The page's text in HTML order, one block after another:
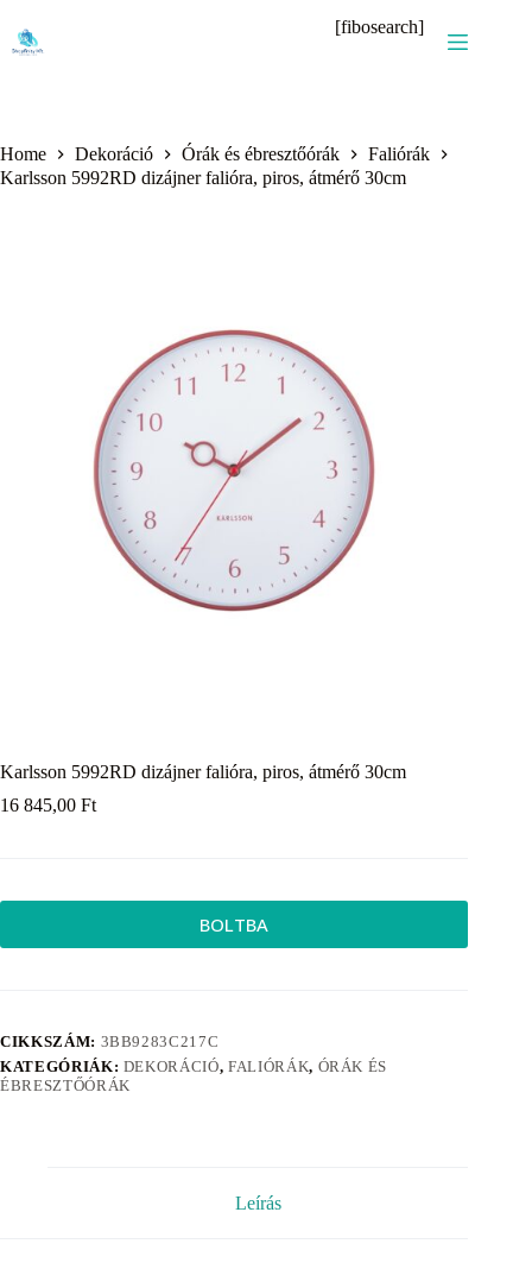
content
[fibosearch]
Home Dekoráció Órák és ébresztőórák
Faliórák
Karlsson 5992RD dizájner falióra, piros, átmérő 30cm
Karlsson 5992RD dizájner falióra, piros, átmérő 30cm
16 845,00 Ft
BOLTBA
CIKKSZÁM: 3BB9283C217C
KATEGÓRIÁK: DEKORÁCIÓ, FALIÓRÁK, ÓRÁK ÉS
ÉBRESZTŐÓRÁK
Leírás